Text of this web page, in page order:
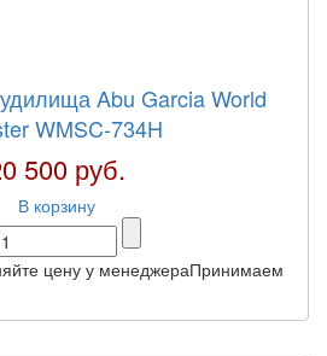
Abu Garcia World
WMSC-734H
500 руб.
В корзину
цену у менеджераПринимаем